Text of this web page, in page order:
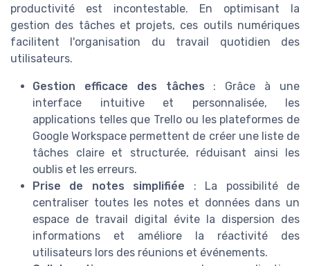
productivité est incontestable. En optimisant la
gestion des tâches et projets, ces outils numériques
facilitent l'organisation du travail quotidien des
utilisateurs.
Gestion efficace des tâches : Grâce à une
interface intuitive et personnalisée, les
applications telles que Trello ou les plateformes de
Google Workspace permettent de créer une liste de
tâches claire et structurée, réduisant ainsi les
oublis et les erreurs.
Prise de notes simplifiée : La possibilité de
centraliser toutes les notes et données dans un
espace de travail digital évite la dispersion des
informations et améliore la réactivité des
utilisateurs lors des réunions et événements.